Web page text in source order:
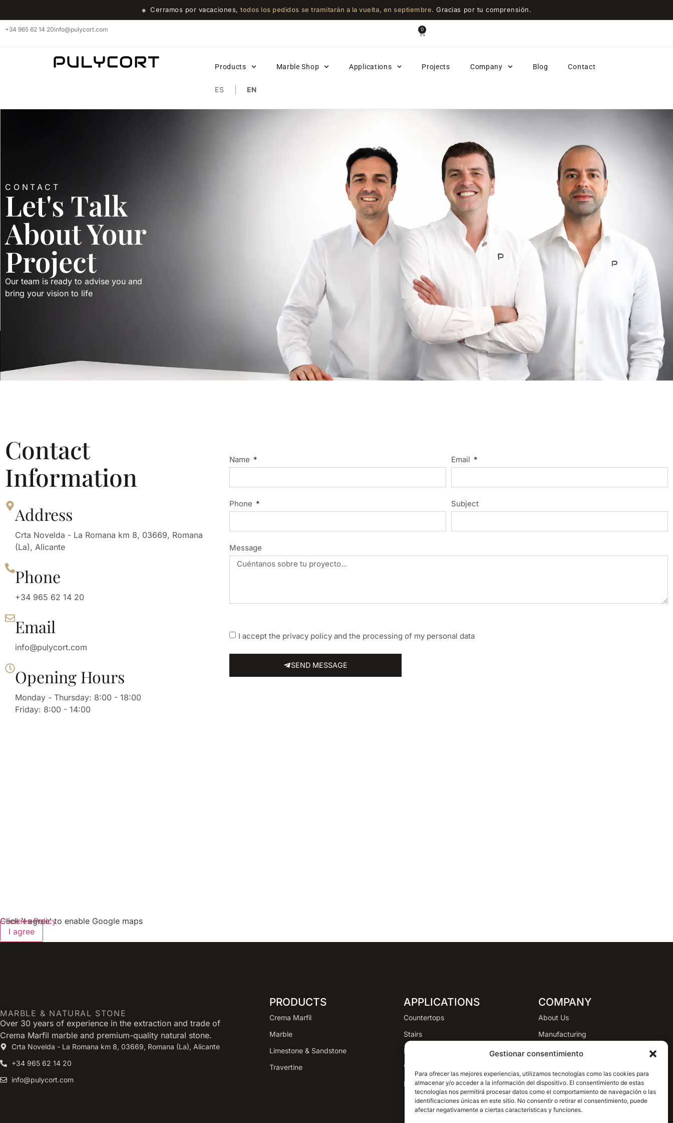
Gestionar consentimiento
Para ofrecer las mejores experiencias, utilizamos tecnologías como las cookies para
almacenar y/o acceder a la información del dispositivo. El consentimiento de estas
tecnologías nos permitirá procesar datos como el comportamiento de navegación o las
identificaciones únicas en este sitio. No consentir o retirar el consentimiento, puede
afectar negativamente a ciertas características y funciones.
◆ Cerramos por vacaciones,todos los pedidos se tramitarán a la vuelta, en septiembre. Gracias por tu comprensión.
+34 965 62 14 20info@pulycort.com 0
Products Marble Shop Applications Projects Company Blog Contact
ES EN
CONTACT
Let's Talk
About Your
Project
Our team is ready to advise you and
bring your vision to life
Contact
Information
Address
Crta Novelda - La Romana km 8, 03669, Romana
(La), Alicante
Phone
+34 965 62 14 20
Email
info@pulycort.com
Opening Hours
Monday - Thursday: 8:00 - 18:00
Friday: 8:00 - 14:00
Name Email
Phone Subject
Message
I accept the privacy policy and the processing of my personal data
SEND MESSAGE
Click 'I agree' to enable Google maps
Cookies Policy
I agree
MARBLE & NATURAL STONE
Over 30 years of experience in the extraction and trade of
Crema Marfil marble and premium-quality natural stone.
Crta Novelda - La Romana km 8, 03669, Romana (La), Alicante
+34 965 62 14 20
info@pulycort.com
PRODUCTS
Crema Marfil
Marble
Limestone & Sandstone
Travertine
APPLICATIONS
Countertops
Stairs
Flooring
Wall Cladding
Façades
COMPANY
About Us
Manufacturing
Process
Blog
Contact